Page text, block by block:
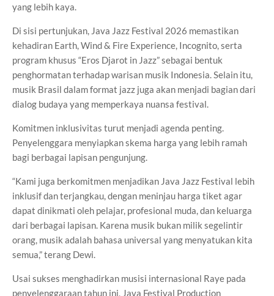
yang lebih kaya.
Di sisi pertunjukan, Java Jazz Festival 2026 memastikan
kehadiran Earth, Wind & Fire Experience, Incognito, serta
program khusus “Eros Djarot in Jazz” sebagai bentuk
penghormatan terhadap warisan musik Indonesia. Selain itu,
musik Brasil dalam format jazz juga akan menjadi bagian dari
dialog budaya yang memperkaya nuansa festival.
Komitmen inklusivitas turut menjadi agenda penting.
Penyelenggara menyiapkan skema harga yang lebih ramah
bagi berbagai lapisan pengunjung.
“Kami juga berkomitmen menjadikan Java Jazz Festival lebih
inklusif dan terjangkau, dengan meninjau harga tiket agar
dapat dinikmati oleh pelajar, profesional muda, dan keluarga
dari berbagai lapisan. Karena musik bukan milik segelintir
orang, musik adalah bahasa universal yang menyatukan kita
semua,” terang Dewi.
Usai sukses menghadirkan musisi internasional Raye pada
penyelenggaraan tahun ini, Java Festival Production